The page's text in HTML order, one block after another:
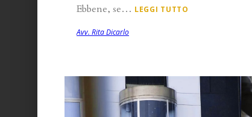
Ebbene, se… LEGGI TUTTO
Avv. Rita Dicarlo